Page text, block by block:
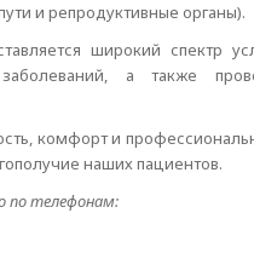
и репродуктивные органы).
широкий спектр
а также
комфорт и
наших пациентов.
по телефонам: